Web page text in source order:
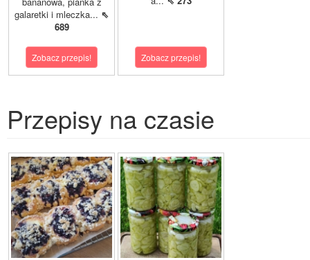
galaretki i mleczka... ⇖
689
Zobacz przepis! Zobacz przepis!
Przepisy na czasie